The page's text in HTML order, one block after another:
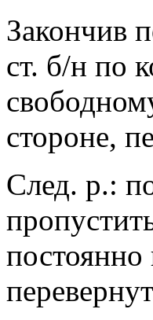
Закончив
ст. б/н по
стороне,
След. р.:
постоянно